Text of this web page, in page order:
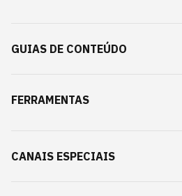
GUIAS DE CONTEÚDO
FERRAMENTAS
CANAIS ESPECIAIS